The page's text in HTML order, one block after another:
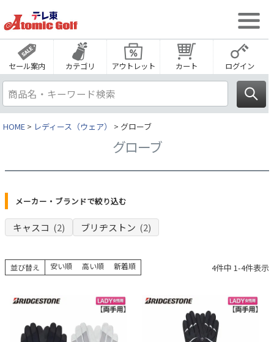
セール案内 カテゴリ アウトレット カート ログイン
HOME レディース（ウェア） グローブ
グローブ
メーカー・ブランドで絞り込む
キャスコ (2) ブリヂストン (2)
並び替え 安い順 高い順 新着順 4件中 1-4件表示